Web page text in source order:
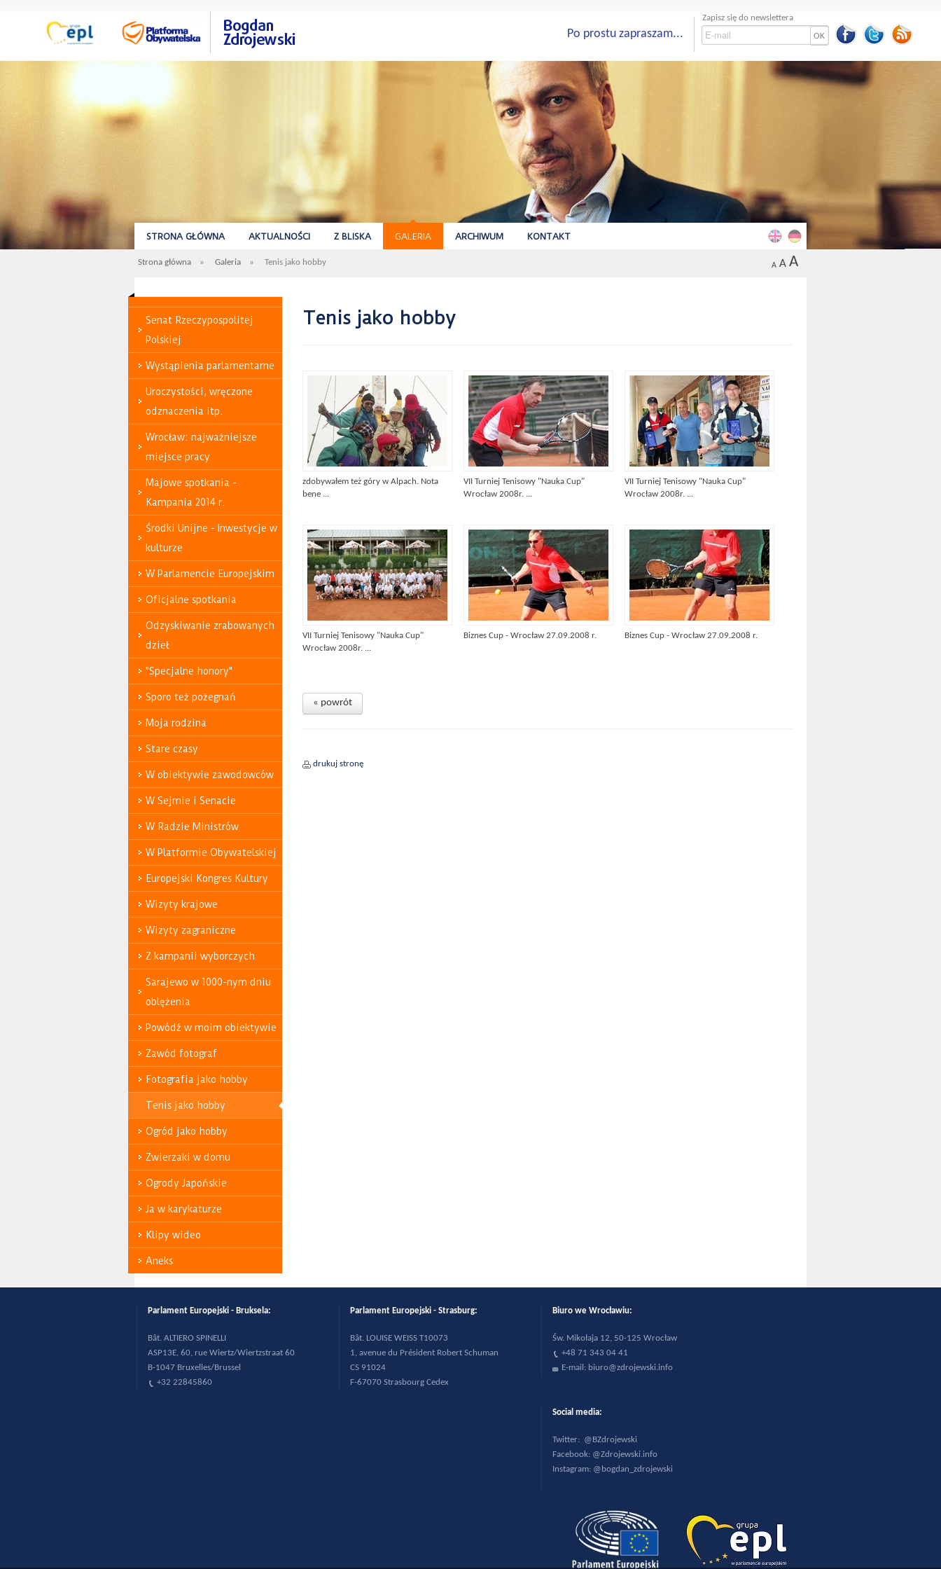
Zapisz się do newslettera
OK
Po prostu zapraszam...
STRONA GŁÓWNA AKTUALNOŚCI Z BLISKA GALERIA ARCHIWUM KONTAKT
Strona główna » Galeria » Tenis jako hobby A
A
A
Senat Rzeczypospolitej
Polskiej
Wystąpienia parlamentarne
Uroczystości, wręczone
odznaczenia itp.
Wrocław: najważniejsze
miejsce pracy
Majowe spotkania -
Kampania 2014 r.
Środki Unijne - Inwestycje w
kulturze
W Parlamencie Europejskim
Oficjalne spotkania
Odzyskiwanie zrabowanych
dzieł
"Specjalne honory"
Sporo też pożegnań
Moja rodzina
Stare czasy
W obiektywie zawodowców
W Sejmie i Senacie
W Radzie Ministrów
W Platformie Obywatelskiej
Europejski Kongres Kultury
Wizyty krajowe
Wizyty zagraniczne
Z kampanii wyborczych
Sarajewo w 1000-nym dniu
oblężenia
Powódź w moim obiektywie
Zawód fotograf
Fotografia jako hobby
Tenis jako hobby
Ogród jako hobby
Zwierzaki w domu
Ogrody Japońskie
Ja w karykaturze
Klipy wideo
Aneks
Tenis jako hobby
zdobywałem też góry w Alpach. Nota
bene ...
VII Turniej Tenisowy "Nauka Cup"
Wrocław 2008r. ...
VII Turniej Tenisowy "Nauka Cup"
Wrocław 2008r. ...
VII Turniej Tenisowy "Nauka Cup"
Wrocław 2008r. ...
Biznes Cup - Wrocław 27.09.2008 r. Biznes Cup - Wrocław 27.09.2008 r.
« powrót
drukuj stronę
Parlament Europejski - Bruksela:
Bât. ALTIERO SPINELLI
ASP13E, 60, rue Wiertz/Wiertzstraat 60
B-1047 Bruxelles/Brussel
+32 22845860
Parlament Europejski - Strasburg:
Bât. LOUISE WEISS T10073
1, avenue du Président Robert Schuman
CS 91024
F-67070 Strasbourg Cedex
Biuro we Wrocławiu:
Św. Mikołaja 12, 50-125 Wrocław
+48 71 343 04 41
E-mail: biuro@zdrojewski.info
Social media:
Twitter: @BZdrojewski
Facebook: @Zdrojewski.info
Instagram: @bogdan_zdrojewski